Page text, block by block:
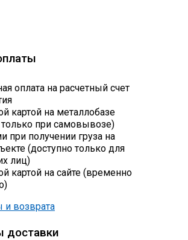
оплата на расчетный счет
картой на металлобазе
только при самовывозе)
при получении груза на
(доступно только для
лиц)
картой на сайте (временно
и возврата
доставки